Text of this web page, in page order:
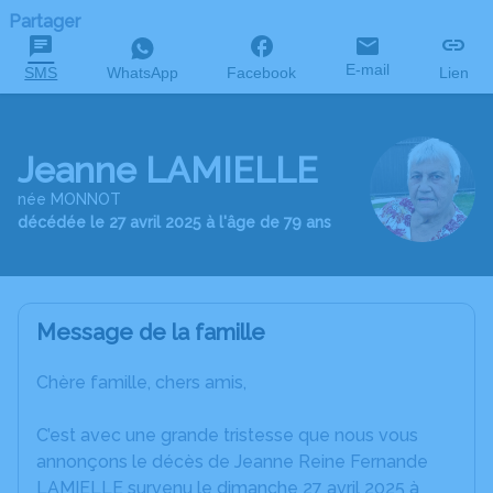
Partager
SMS WhatsApp Facebook E-mail Lien
Jeanne LAMIELLE
née MONNOT
décédée le 27 avril 2025 à l'âge de 79 ans
Message de la famille
Chère famille, chers amis,
C’est avec une grande tristesse que nous vous
annonçons le décès de Jeanne Reine Fernande
LAMIELLE survenu le dimanche 27 avril 2025 à